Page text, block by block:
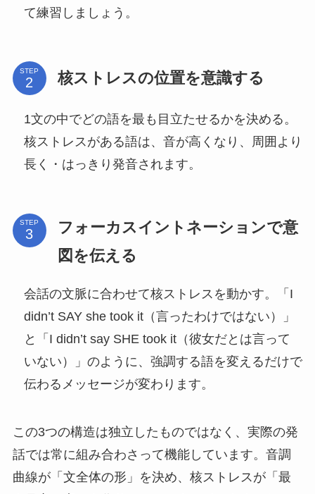
て練習しましょう。
STEP 核ストレスの位置を意識する
1文の中でどの語を最も目立たせるかを決める。
核ストレスがある語は、音が高くなり、周囲より
長く・はっきり発音されます。
STEP
フォーカスイントネーションで意
図を伝える
会話の文脈に合わせて核ストレスを動かす。「I
didn’t SAY she took it（言ったわけではない）」
と「I didn’t say SHE took it（彼女だとは言って
いない）」のように、強調する語を変えるだけで
伝わるメッセージが変わります。
この3つの構造は独立したものではなく、実際の発
話では常に組み合わさって機能しています。音調
曲線が「文全体の形」を決め、核ストレスが「最